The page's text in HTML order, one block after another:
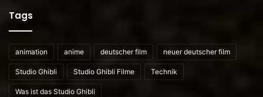
Tags
animation anime deutscher film neuer deutscher film
Studio Ghibli Studio Ghibli Filme Technik
Was ist das Studio Ghibli